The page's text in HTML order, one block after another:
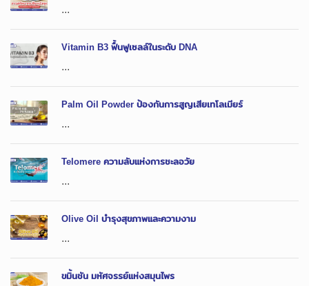
...
Vitamin B3 ฟื้นฟูเซลล์ในระดับ DNA
...
Palm Oil Powder ป้องกันการสูญเสียเทโลเมียร์
...
Telomere ความลับแห่งการชะลอวัย
...
Olive Oil บำรุงสุขภาพและความงาม
...
ขมิ้นชัน มหัศจรรย์แห่งสมุนไพร